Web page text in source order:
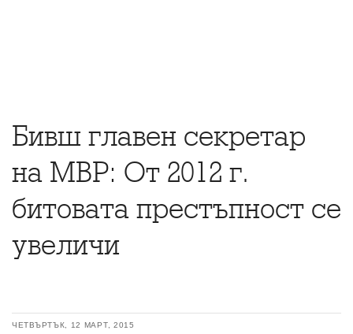
Бивш главен секретар
на МВР: От 2012 г.
битовата престъпност се
увеличи
ЧЕТВЪРТЪК, 12 МАРТ, 2015